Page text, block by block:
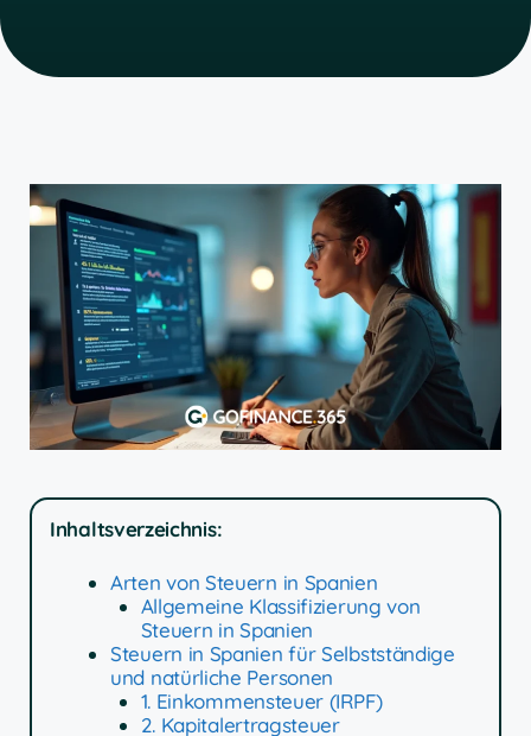
Inhaltsverzeichnis:
Arten von Steuern in Spanien
Allgemeine Klassifizierung von
Steuern in Spanien
Steuern in Spanien für Selbstständige
und natürliche Personen
1. Einkommensteuer (IRPF)
2. Kapitalertragsteuer